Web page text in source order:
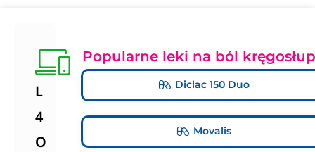
L
4
O
Popularne leki na ból
Diclac 150 Duo
Movalis